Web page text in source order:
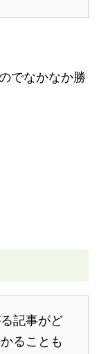
でなかなか勝
記事がど
ることも